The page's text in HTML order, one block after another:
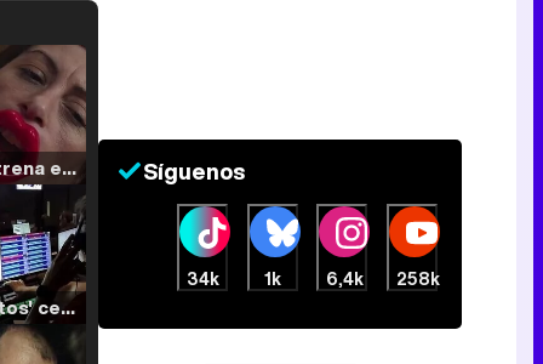
Filmin estrena el tráiler de 'Millennial Mal', su nueva comedia universitaria de la mano de Lorena Iglesias
'120 Minutos' celebra sus 2.000 programas en Telemadrid con un vídeo del día a día en la redacción
Síguenos
34k 1k 6,4k 258k